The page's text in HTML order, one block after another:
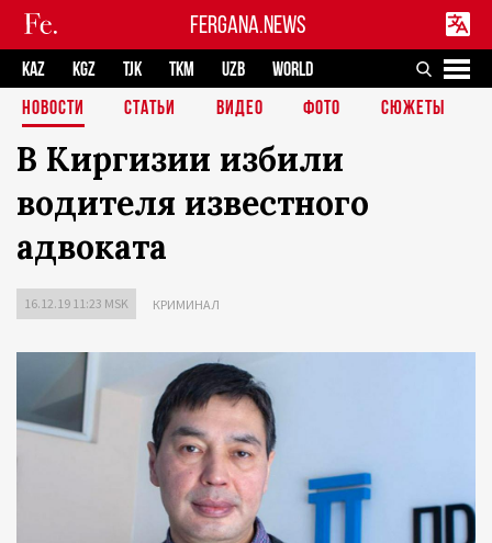
FERGANA.NEWS
KAZ KGZ TJK TKM UZB
WORLD
НОВОСТИ
СТАТЬИ ВИДЕО ФОТО СЮЖЕТЫ
В Киргизии избили
водителя известного
адвоката
16.12.19 11:23 MSK КРИМИНАЛ